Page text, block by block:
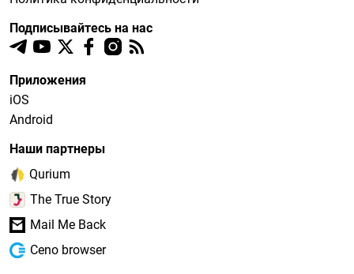
Подписывайтесь на нас
Приложения
iOS
Android
Наши партнеры
Qurium
The True Story
Mail Me Back
Ceno browser